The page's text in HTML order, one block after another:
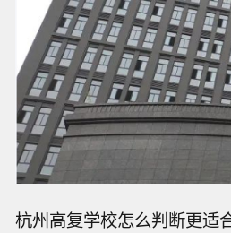
杭州高复学校怎么判断更适